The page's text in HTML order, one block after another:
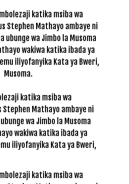
katika msiba wa
Stephen Mathayo ambaye ni
ubunge wa Jimbo la Musoma
wakiwa katika ibada ya
iliyofanyika Kata ya Bweri,
Musoma.
katika msiba wa